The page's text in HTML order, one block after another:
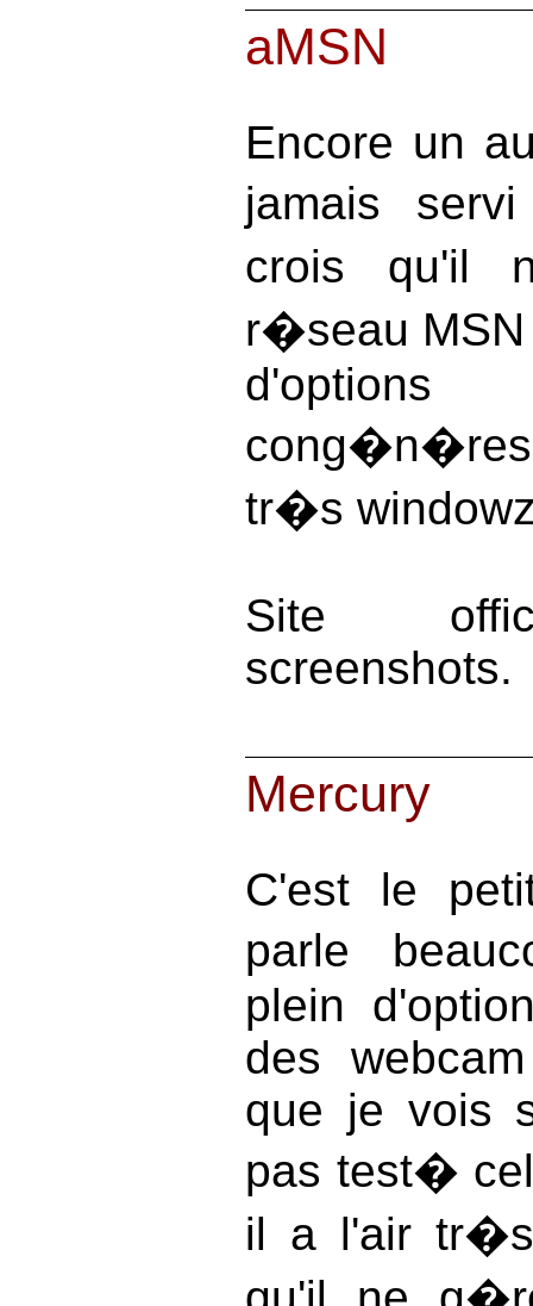
aMSN
Encore un
jamais
crois qu'il
r�seau MSN
tr�s
Site
screenshots.
Mercury
C'est le
parle
plein
des
que je vois
pas test�
il a l'air